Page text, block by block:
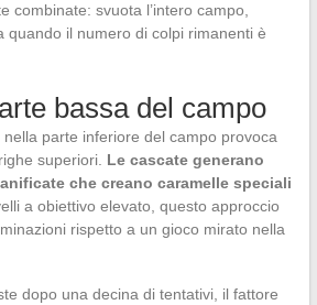
combinate: svuota l’intero campo,
quando il numero di colpi rimanenti è
bassa del campo
parte inferiore del campo provoca
superiori. Le cascate generano
che creano caramelle speciali
a obiettivo elevato, questo approccio
rispetto a un gioco mirato nella
dopo una decina di tentativi, il fattore